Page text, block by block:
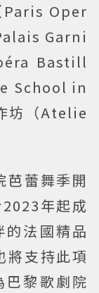
Paris Oper
Garni
Bastill
School in
坊（Atelie
芭蕾舞季開
年起成
法國精品
將支持此項
巴黎歌劇院